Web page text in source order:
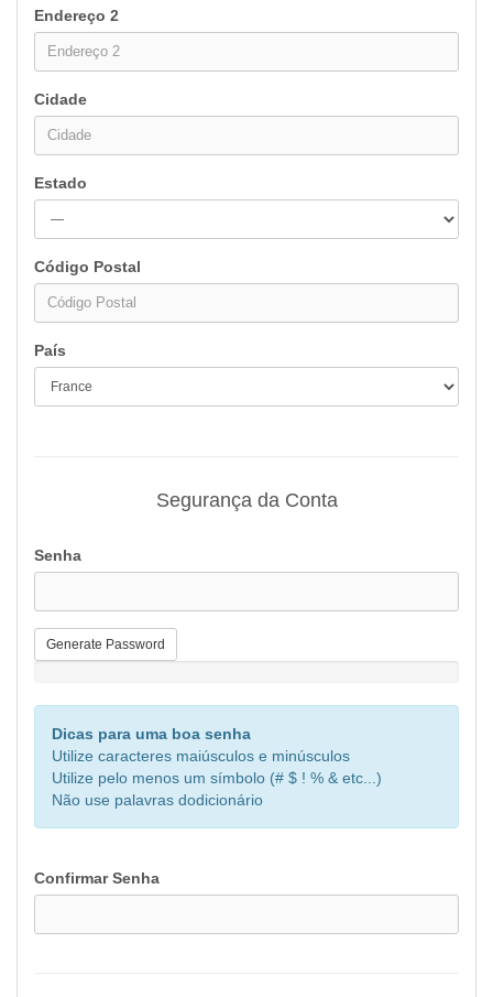
Endereço 2
Cidade
Estado
Código Postal
País
Segurança da Conta
Senha
Generate Password
Dicas para uma boa senha
Utilize caracteres maiúsculos e minúsculos
Utilize pelo menos um símbolo (# $ ! % & etc...)
Não use palavras dodicionário
Confirmar Senha